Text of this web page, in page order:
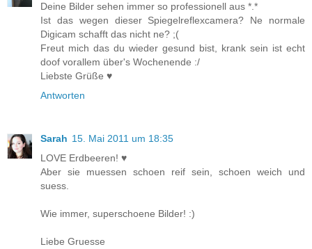
Deine Bilder sehen immer so professionell aus *.*
Ist das wegen dieser Spiegelreflexcamera? Ne normale
Digicam schafft das nicht ne? ;(
Freut mich das du wieder gesund bist, krank sein ist echt
doof vorallem über's Wochenende :/
Liebste Grüße ♥
Antworten
Sarah 15. Mai 2011 um 18:35
LOVE Erdbeeren! ♥
Aber sie muessen schoen reif sein, schoen weich und
suess.
Wie immer, superschoene Bilder! :)
Liebe Gruesse